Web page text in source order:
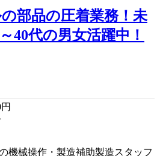
部品の圧着業務！未
40代の男女活躍中！
円
機械操作・製造補助製造スタッフ